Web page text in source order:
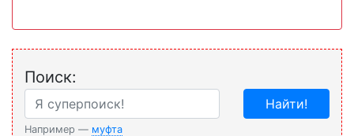
Поиск:
Например — муфта
Найти!